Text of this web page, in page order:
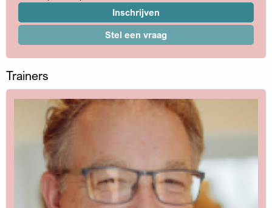
Inschrijven
Stel een vraag
Trainers